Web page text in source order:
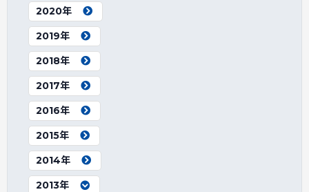
2020年
2019年
2018年
2017年
2016年
2015年
2014年
2013年